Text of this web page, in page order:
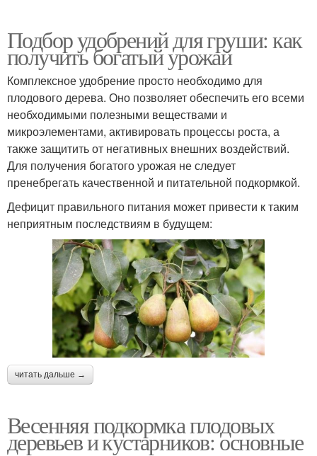
Подбор удобрений для груши: как
получить богатый урожай
Комплексное удобрение просто необходимо для
плодового дерева. Оно позволяет обеспечить его всеми
необходимыми полезными веществами и
микроэлементами, активировать процессы роста, а
также защитить от негативных внешних воздействий.
Для получения богатого урожая не следует
пренебрегать качественной и питательной подкормкой.
Дефицит правильного питания может привести к таким
неприятным последствиям в будущем:
читать дальше →
Весенняя подкормка плодовых
деревьев и кустарников: основные